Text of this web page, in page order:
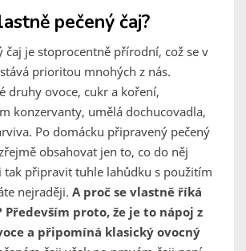
pečený čaj?
čaj je stoprocentně přírodní, což se v
prioritou mnohých z nás.
druhy ovoce, cukr a koření,
konzervanty, umělá dochucovadla,
Po domácku připravený pečený
obsahovat jen to, co do něj
tak připravit tuhle lahůdku s použitím
nejraději. A proč se vlastně říká
Především proto, že je to nápoj z
a připomíná klasický ovocný